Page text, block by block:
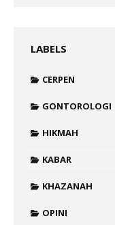
LABELS
CERPEN
GONTOROLOGI
HIKMAH
KABAR
KHAZANAH
OPINI